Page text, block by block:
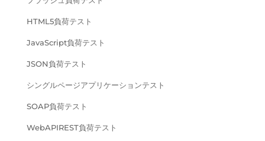
HTML5負荷テスト
JavaScript負荷テスト
JSON負荷テスト
シングルページアプリケーションテスト
SOAP負荷テスト
WebAPIREST負荷テスト